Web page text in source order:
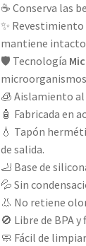
☕ Conserva las
✨
mantiene intacto
🛡️ Tecnología
🧊 Aislamiento
🧴 Fabricada en
💧 Tapón
de salida.
🦶 Base de
💦 Sin
👃 No retiene
🚫 Libre de BPA
🧼 Fácil de